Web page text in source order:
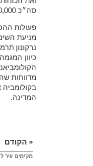
סה״כ 20,000 אנשי משטרה.
פעולות
מניעת
נרקונון
כיוון
מדווחות
המדינה.
« הקודם
מקימים עיר